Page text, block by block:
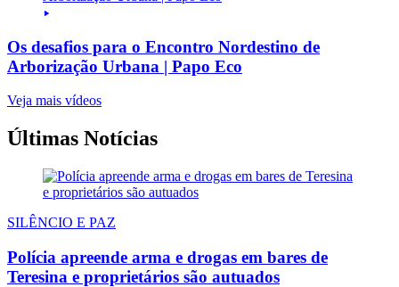
Os desafios para o Encontro Nordestino de
Arborização Urbana | Papo Eco
Veja mais vídeos
Últimas Notícias
SILÊNCIO E PAZ
Polícia apreende arma e drogas em bares de
Teresina e proprietários são autuados